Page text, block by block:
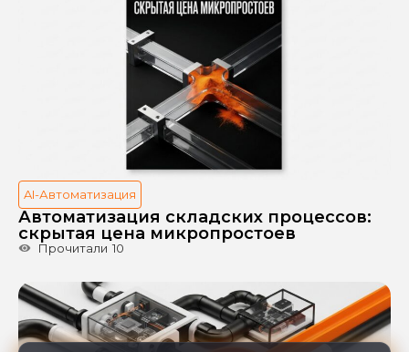
AI-Автоматизация
Автоматизация складских процессов:
скрытая цена микропростоев
Прочитали 10